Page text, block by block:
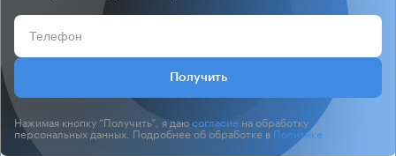
Получить
Нажимая кнопку “Получить”, я даюсогласие на обработку
персональных данных. Подробнее об обработке вПолитике